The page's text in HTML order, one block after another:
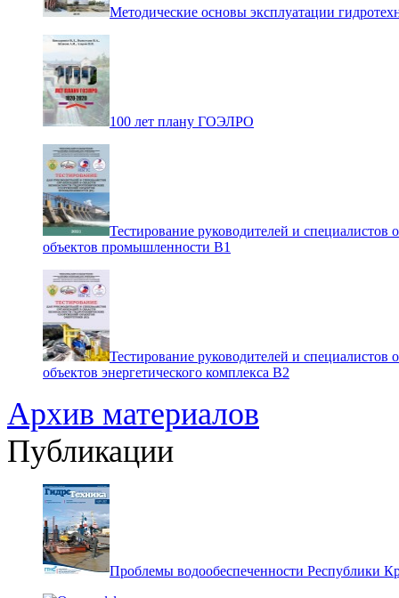
Методические основы эксплуатации
100 лет плану ГОЭЛРО
Тестирование руководителей и специалистов
объектов промышленности В1
Тестирование руководителей и специалистов
объектов энергетического комплекса В2
Архив материалов
Публикации
Проблемы водообеспеченности Республики